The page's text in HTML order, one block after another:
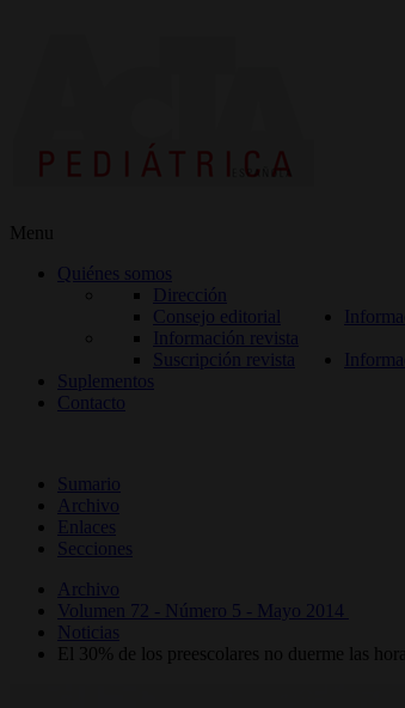
Menu
Quiénes somos
Dirección
Consejo editorial
Información revista
Suscripción revista
Suplementos
Contacto
Sumario
Archivo
Enlaces
Secciones
Archivo
Volumen 72 - Número 5 - Mayo 2014
Noticias
El 30% de los preescolares no duerme las